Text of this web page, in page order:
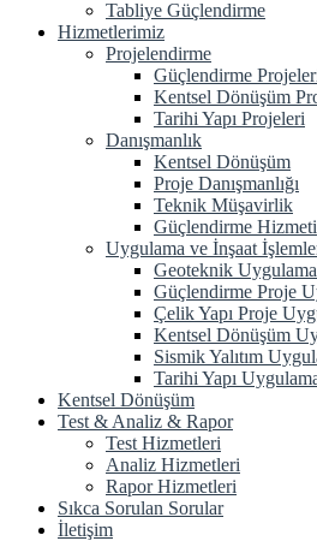
Tabliye Güçlendirme
Hizmetlerimiz
Projelendirme
Güçlendirme
Kentsel Dönüşüm
Tarihi Yapı Projeleri
Danışmanlık
Kentsel Dönüşüm
Proje Danışmanlığı
Teknik Müşavirlik
Güçlendirme Hizmeti
Uygulama ve İnşaat
Geoteknik
Güçlendirme Proje
Çelik Yapı Proje
Kentsel Dönüşüm
Sismik Yalıtım
Tarihi Yapı
Kentsel Dönüşüm
Test & Analiz & Rapor
Test Hizmetleri
Analiz Hizmetleri
Rapor Hizmetleri
Sıkca Sorulan Sorular
İletişim